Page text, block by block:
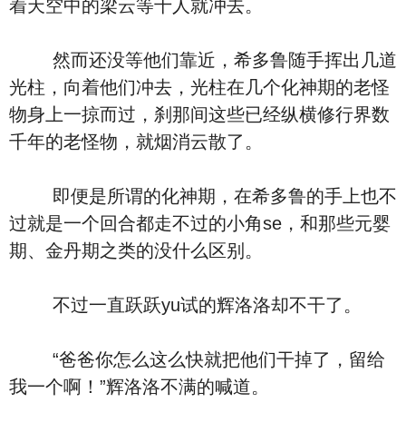
着天空中的梁云等十人就冲去。
然而还没等他们靠近，希多鲁随手挥出几道
光柱，向着他们冲去，光柱在几个化神期的老怪
物身上一掠而过，刹那间这些已经纵横修行界数
千年的老怪物，就烟消云散了。
即便是所谓的化神期，在希多鲁的手上也不
过就是一个回合都走不过的小角se，和那些元婴
期、金丹期之类的没什么区别。
不过一直跃跃yu试的辉洛洛却不干了。
“爸爸你怎么这么快就把他们干掉了，留给
我一个啊！”辉洛洛不满的喊道。